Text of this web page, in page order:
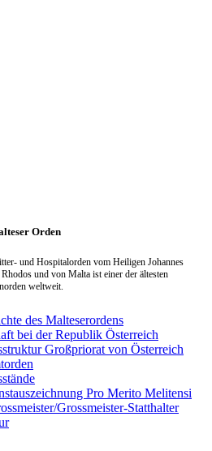
Orden
und Hospitalorden vom Heiligen Johannes
und von Malta ist einer der ältesten
weltweit.
des Malteserordens
bei der Republik Österreich
Großpriorat von Österreich
Pro Merito Melitensi
Grossmeister-Statthalter